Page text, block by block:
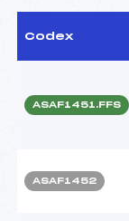
Codex
ASAF1451.FFS
ASAF1452